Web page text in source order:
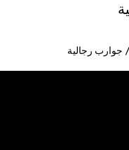
جوارب رجالية